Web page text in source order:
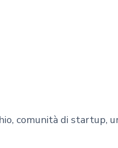
comunità di startup,